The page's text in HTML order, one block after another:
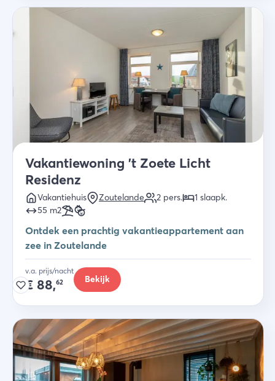
Vakantiewoning 't Zoete Licht
Residenz
Vakantiehuis Zoutelande 2 pers. 1 slaapk.
55 m2
Ontdek een prachtig vakantieappartement aan
zee in Zoutelande
v.a. prijs/nacht
€ 88,62 Bekijk